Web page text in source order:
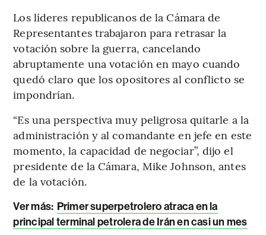
Los líderes republicanos de la Cámara de
Representantes trabajaron para retrasar la
votación sobre la guerra, cancelando
abruptamente una votación en mayo cuando
quedó claro que los opositores al conflicto se
impondrían.
“Es una perspectiva muy peligrosa quitarle a la
administración y al comandante en jefe en este
momento, la capacidad de negociar”, dijo el
presidente de la Cámara, Mike Johnson, antes
de la votación.
Ver más: Primer superpetrolero atraca en la
principal terminal petrolera de Irán en casi un mes